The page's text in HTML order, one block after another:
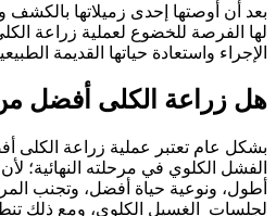
بعد أن أوصتها إحدى زميلاتها بالكشف
لها الفرصة للخضوع لعملية زراعة
الإجراء واستعادة حياتها القديمة
هل زراعة الكلى أفضل
بشكل عام تعتبر عملية زراعة
الفشل الكلوي في مرحلته النهائية؛
أطول، ونوعية حياة أفضل، وتجنب
لجلسات الغسيل الكلوي، ومع ذلك